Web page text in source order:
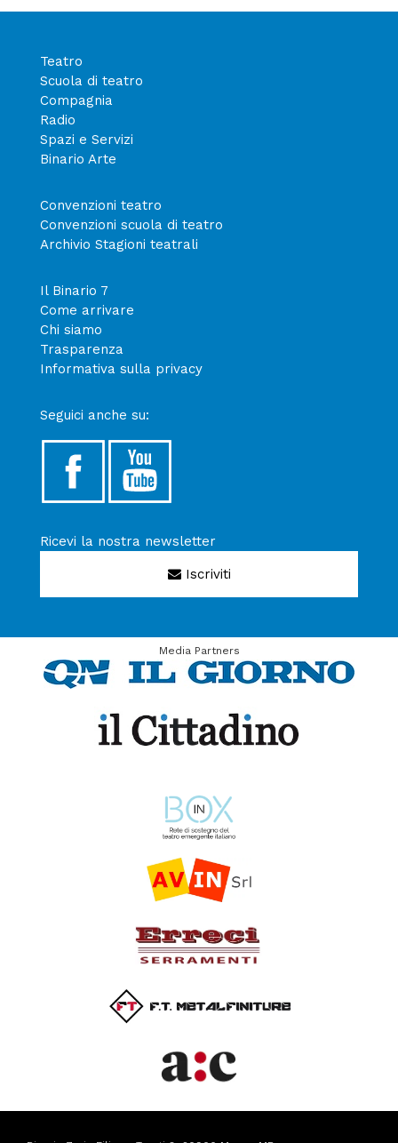
Teatro
Scuola di teatro
Compagnia
Radio
Spazi e Servizi
Binario Arte
Convenzioni teatro
Convenzioni scuola di teatro
Archivio Stagioni teatrali
Il Binario 7
Come arrivare
Chi siamo
Trasparenza
Informativa sulla privacy
Seguici anche su:
Ricevi la nostra newsletter
Iscriviti
Media Partners